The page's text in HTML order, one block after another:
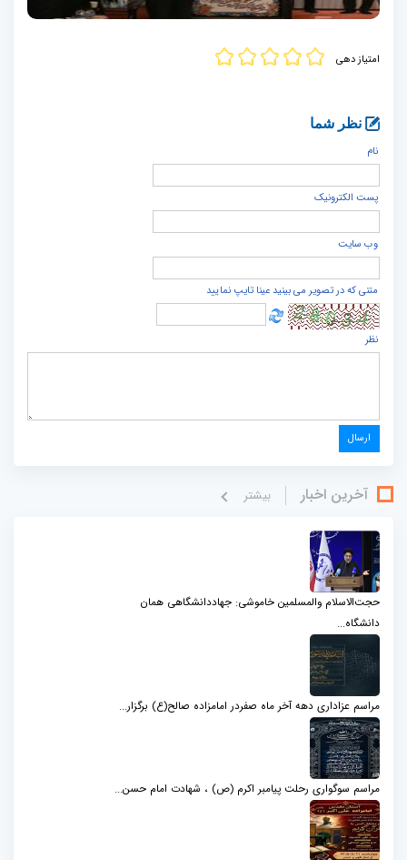
امتیاز دهی
نظر شما
نام
پست الكترونيک
وب سایت
متنی که در تصویر می بینید عینا تایپ نمایید
نظر
آخرین اخبار بيشتر
حجت‌الاسلام والمسلمین خاموشی: جهاددانشگاهی همان
دانشگاه...
مراسم عزاداری دهه آخر ماه صفردر امامزاده صالح(ع) برگزار...
مراسم سوگواری رحلت پیامبر اکرم (ص) ، شهادت امام حسن...